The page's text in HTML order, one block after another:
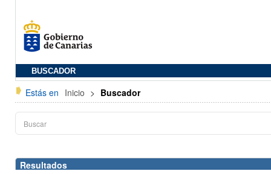
BUSCADOR
Estás en Inicio > Buscador
Resultados